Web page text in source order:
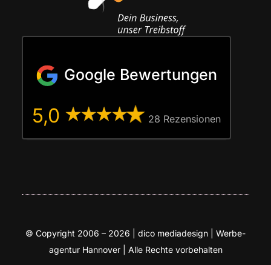
Google Bewertungen
5,0 28 Rezen­sio­nen
© Copy­right 2006 – 2026 | dico media­de­sign | Wer­be­
agen­tur Han­no­ver | Alle Rech­te vorbehalten